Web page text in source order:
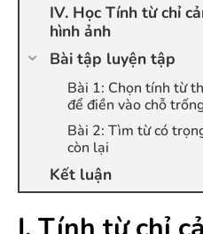
IV. Học Tính từ chỉ
hình ảnh
Bài tập luyện tập
Bài 1: Chọn tính từ
để điền vào chỗ
Bài 2: Tìm từ có
còn lại
Kết luận